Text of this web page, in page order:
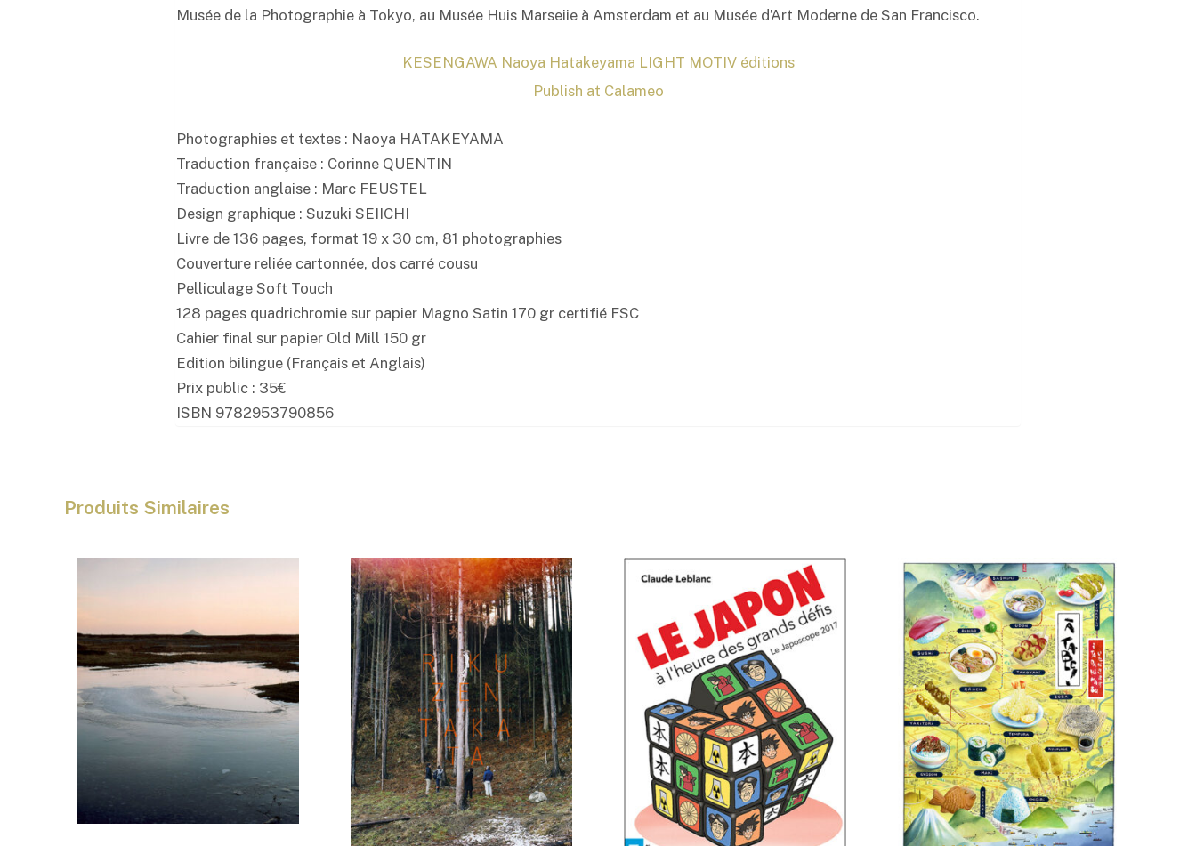
Musée de la Photographie à Tokyo, au Musée Huis Marseiie à Amsterdam et au Musée d’Art Moderne de San Francisco.
KESENGAWA Naoya Hatakeyama LIGHT MOTIV éditions
Publish at Calameo
Photographies et textes : Naoya HATAKEYAMA
Traduction française : Corinne QUENTIN
Traduction anglaise : Marc FEUSTEL
Design graphique : Suzuki SEIICHI
Livre de 136 pages, format 19 x 30 cm, 81 photographies
Couverture reliée cartonnée, dos carré cousu
Pelliculage Soft Touch
128 pages quadrichromie sur papier Magno Satin 170 gr certifié FSC
Cahier final sur papier Old Mill 150 gr
Edition bilingue (Français et Anglais)
Prix public : 35€
ISBN 9782953790856
Produits Similaires